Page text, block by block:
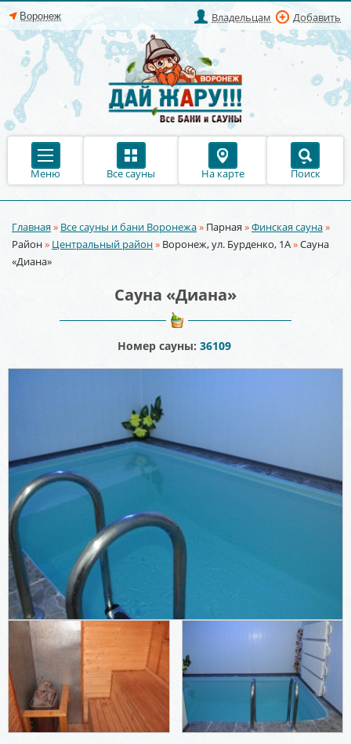
Владельцам Добавить
Меню Все сауны На карте Поиск
Вы здесь
Главная» Все сауны и бани Воронежа» Парная»Финская сауна»
Район» Центральный район» Воронеж, ул. Бурденко, 1А»Сауна
«Диана»
Сауна «Диана»
Номер сауны: 36109